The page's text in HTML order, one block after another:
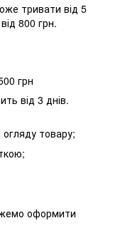
тривати від 5
800 грн.
грн
від 3 днів.
огляду товару;
оформити